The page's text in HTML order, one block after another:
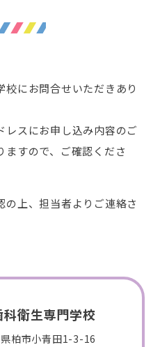
にお問合せいただきあり
レスにお申し込み内容のご
すので、ご確認くださ
の上、担当者よりご連絡さ
衛生専門学校
柏市小青田1-3-16